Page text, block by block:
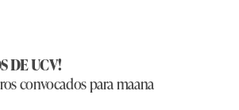
DE UCV!
convocados para maana